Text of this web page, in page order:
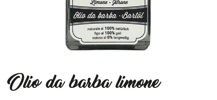
Olio da barba limone